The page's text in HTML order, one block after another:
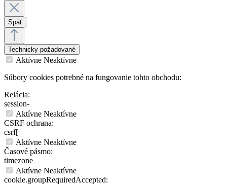
Späť
Technicky požadované
Aktívne Neaktívne
Súbory cookies potrebné na fungovanie tohto obchodu:
Relácia:
session-
Aktívne Neaktívne
CSRF ochrana:
csrf[
Aktívne Neaktívne
Časové pásmo:
timezone
Aktívne Neaktívne
cookie.groupRequiredAccepted: